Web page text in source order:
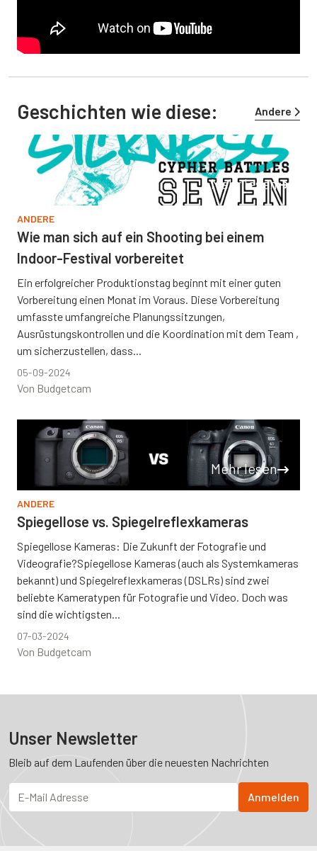
Geschichten wie diese: Andere
Mehr lesen
ANDERE
Wie man sich auf ein Shooting bei einem
Indoor-Festival vorbereitet
Ein erfolgreicher Produktionstag beginnt mit einer guten
Vorbereitung einen Monat im Voraus. Diese Vorbereitung
umfasste umfangreiche Planungssitzungen,
Ausrüstungskontrollen und die Koordination mit dem Team ,
um sicherzustellen, dass...
05-09-2024
Von Budgetcam
Mehr lesen
ANDERE
Spiegellose vs. Spiegelreflexkameras
Spiegellose Kameras: Die Zukunft der Fotografie und
Videografie?Spiegellose Kameras (auch als Systemkameras
bekannt) und Spiegelreflexkameras (DSLRs) sind zwei
beliebte Kameratypen für Fotografie und Video. Doch was
sind die wichtigsten...
07-03-2024
Von Budgetcam
Unser Newsletter
Bleib auf dem Laufenden über die neuesten Nachrichten